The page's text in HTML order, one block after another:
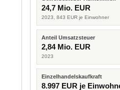
24,7 Mio. EUR
2023, 843 EUR je Einwohner
Anteil Umsatzsteuer
2,84 Mio. EUR
2023
Einzelhandelskaufkraft
8.997 EUR je